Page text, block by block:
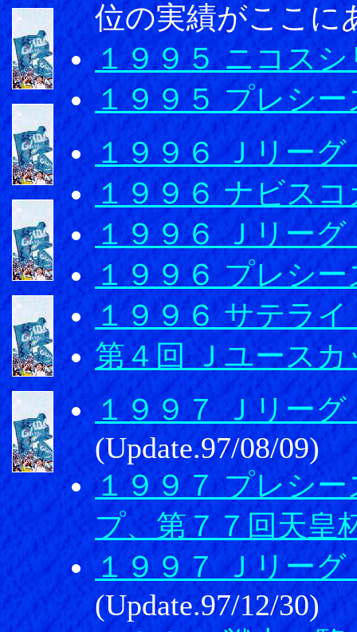
位の実績がここに
１９９５ ニコスシ
１９９５ プレシ
１９９６ Ｊリーグ
１９９６ ナビス
１９９６ Ｊリー
１９９６ プレシ
１９９６ サテラ
第４回 Ｊユースカ
１９９７ Ｊリー
(Update.97/08/09)
１９９７ プレシ
プ、第７７回天皇
１９９７ Ｊリー
(Update.97/12/30)